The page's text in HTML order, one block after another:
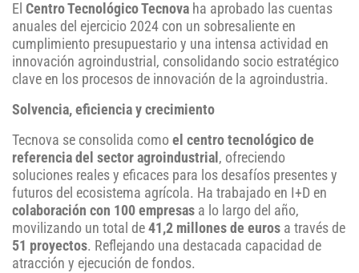
El Centro Tecnológico Tecnova ha aprobado las cuentas
anuales del ejercicio 2024 con un sobresaliente en
cumplimiento presupuestario y una intensa actividad en
innovación agroindustrial, consolidando socio estratégico
clave en los procesos de innovación de la agroindustria.
Solvencia, eficiencia y crecimiento
Tecnova se consolida como el centro tecnológico de
referencia del sector agroindustrial , ofreciendo
soluciones reales y eficaces para los desafíos presentes y
futuros del ecosistema agrícola. Ha trabajado en I+D en
colaboración con 100 empresas a lo largo del año,
movilizando un total de 41,2 millones de euros a través de
51 proyectos. Reflejando una destacada capacidad de
atracción y ejecución de fondos.